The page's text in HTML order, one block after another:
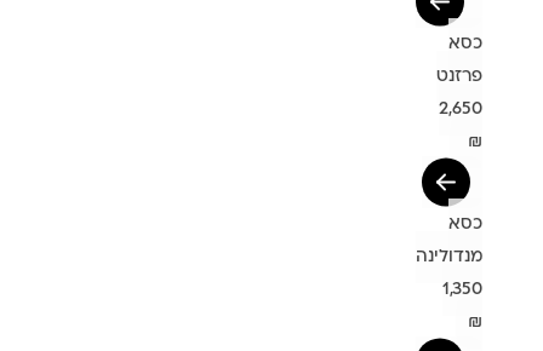
כסא
פרזנט
2,650
₪
כסא
מנדולינה
1,350
₪